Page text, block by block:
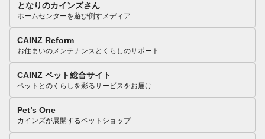
となりのカインズさん
ホームセンターを遊び倒すメディア
CAINZ Reform
お住まいのメンテナンスとくらしのサポート
CAINZ ペット総合サイト
ペットとのくらしを彩るサービスをお届け
Pet’s One
カインズが展開するペットショップ